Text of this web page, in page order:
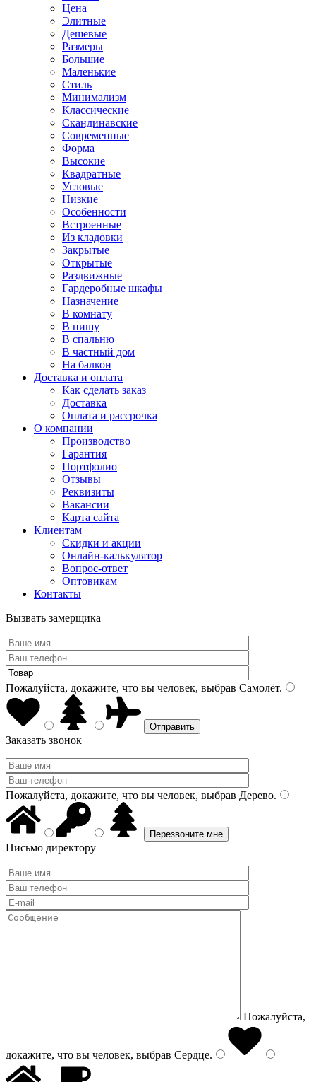
Цена
Элитные
Дешевые
Размеры
Большие
Маленькие
Стиль
Минимализм
Классические
Скандинавские
Современные
Форма
Высокие
Квадратные
Угловые
Низкие
Особенности
Встроенные
Из кладовки
Закрытые
Открытые
Раздвижные
Гардеробные шкафы
Назначение
В комнату
В нишу
В спальню
В частный дом
На балкон
Доставка и оплата
Как сделать заказ
Доставка
Оплата и рассрочка
О компании
Производство
Гарантия
Портфолио
Отзывы
Реквизиты
Вакансии
Карта сайта
Клиентам
Скидки и акции
Онлайн-калькулятор
Вопрос-ответ
Оптовикам
Контакты
Вызвать замерщика
Пожалуйста, докажите, что вы человек, выбрав Самолёт.
Заказать звонок
Пожалуйста, докажите, что вы человек, выбрав Дерево.
Письмо директору
Пожалуйста,
докажите, что вы человек, выбрав Сердце.